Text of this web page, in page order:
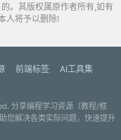
。其版权属原作者所有,如有
人将予以删除!
前端标签
AI工具集